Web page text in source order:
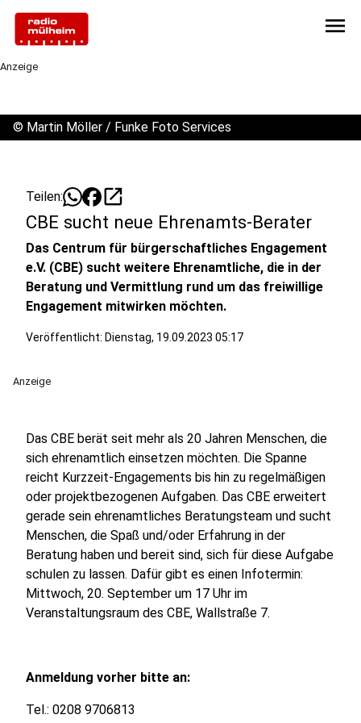
menu
Anzeige
© Martin Möller / Funke Foto Services
Teilen: open_in_new
CBE sucht neue Ehrenamts-Berater
Das Centrum für bürgerschaftliches Engagement
e.V. (CBE) sucht weitere Ehrenamtliche, die in der
Beratung und Vermittlung rund um das freiwillige
Engagement mitwirken möchten.
Veröffentlicht: Dienstag, 19.09.2023 05:17
Anzeige
Das CBE berät seit mehr als 20 Jahren Menschen, die
sich ehrenamtlich einsetzen möchten. Die Spanne
reicht Kurzzeit-Engagements bis hin zu regelmäßigen
oder projektbezogenen Aufgaben. Das CBE erweitert
gerade sein ehrenamtliches Beratungsteam und sucht
Menschen, die Spaß und/oder Erfahrung in der
Beratung haben und bereit sind, sich für diese Aufgabe
schulen zu lassen. Dafür gibt es einen Infotermin:
Mittwoch, 20. September um 17 Uhr im
Veranstaltungsraum des CBE, Wallstraße 7.
Anmeldung vorher bitte an:
Tel.: 0208 9706813